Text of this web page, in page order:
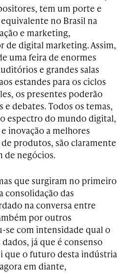
tem um porte e
no Brasil na
e marketing,
de digital marketing. Assim,
uma feira de enormes
e grandes salas
estandes para os ciclos
os presentes poderão
e debates. Todos os temas,
espectro do mundo digital,
inovação a melhores
produtos, são claramente
de negócios.
que surgiram no primeiro
consolidação das
na conversa entre
por outros
se com intensidade qual o
já que é consenso
que o futuro desta indústria
em diante,